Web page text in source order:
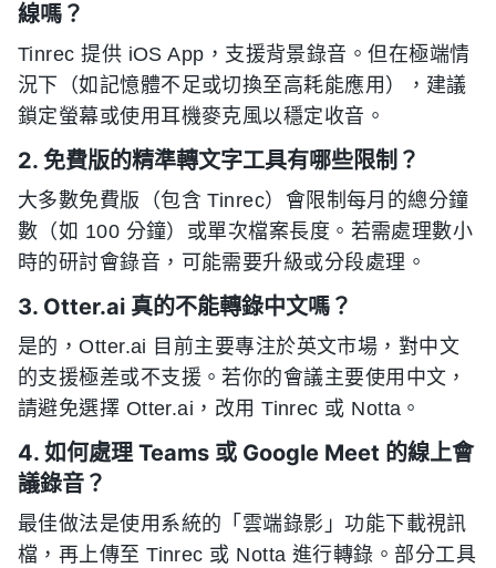
線嗎？
Tinrec 提供 iOS App，支援背景錄音。但在極端情
況下（如記憶體不足或切換至高耗能應用），建議
鎖定螢幕或使用耳機麥克風以穩定收音。
2. 免費版的精準轉文字工具有哪些限制？
大多數免費版（包含 Tinrec）會限制每月的總分鐘
數（如 100 分鐘）或單次檔案長度。若需處理數小
時的研討會錄音，可能需要升級或分段處理。
3. Otter.ai 真的不能轉錄中文嗎？
是的，Otter.ai 目前主要專注於英文市場，對中文
的支援極差或不支援。若你的會議主要使用中文，
請避免選擇 Otter.ai，改用 Tinrec 或 Notta。
4. 如何處理 Teams 或 Google Meet 的線上會
議錄音？
最佳做法是使用系統的「雲端錄影」功能下載視訊
檔，再上傳至 Tinrec 或 Notta 進行轉錄。部分工具